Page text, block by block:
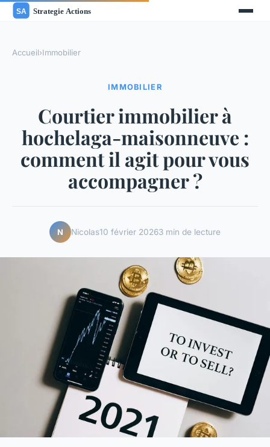
Accueil›Immobilier
IMMOBILIER
Courtier immobilier à
hochelaga-maisonneuve :
comment il agit pour vous
accompagner ?
N Nicolas10 février 20263 min de lecture